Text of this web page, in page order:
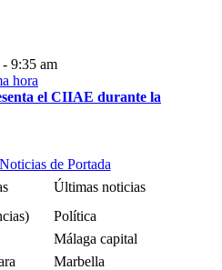
9:35 am
el CIIAE durante la
Noticias de Portada
Últimas noticias
Política
Málaga capital
Marbella